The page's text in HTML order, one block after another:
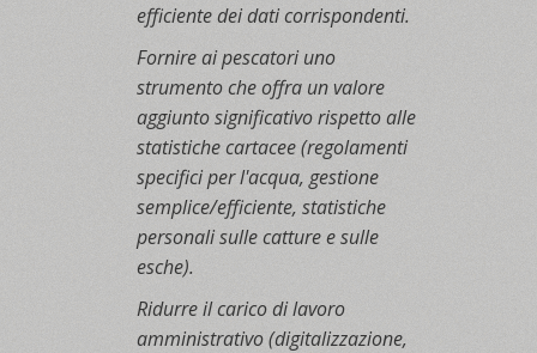
efficiente dei dati corrispondenti.
Fornire ai pescatori uno
strumento che offra un valore
aggiunto significativo rispetto alle
statistiche cartacee (regolamenti
specifici per l'acqua, gestione
semplice/efficiente, statistiche
personali sulle catture e sulle
esche).
Ridurre il carico di lavoro
amministrativo (digitalizzazione,